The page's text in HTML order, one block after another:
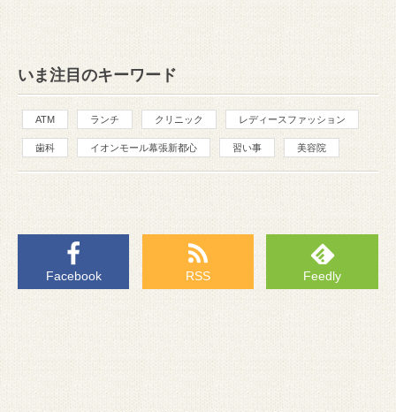
いま注目のキーワード
ATM ランチ クリニック レディースファッション
歯科 イオンモール幕張新都心 習い事 美容院
Facebook RSS Feedly